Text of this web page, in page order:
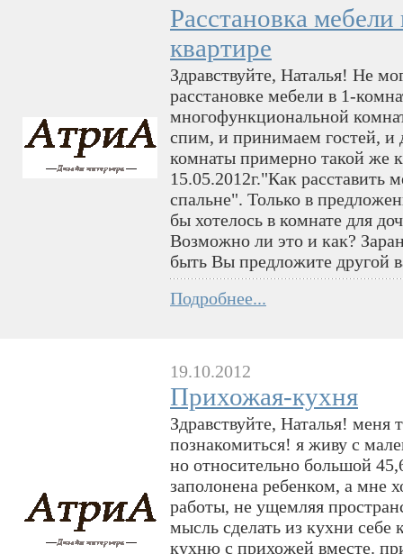
Расстановка
квартире
Здравствуйте, Наталья! Не
расстановке мебели в 1-
многофункциональной
спим, и принимаем гостей, и
комнаты примерно такой же
15.05.2012г."Как расставить
спальне". Только в
бы хотелось в комнате для
Возможно ли это и как?
быть Вы предложите другой
Подробнее...
19.10.2012
Прихожая-кухня
Здравствуйте, Наталья! меня
познакомиться! я живу с
но относительно большой
заполонена ребенком, а мне
работы, не ущемляя
мысль сделать из кухни себе
кухню с прихожей вместе.